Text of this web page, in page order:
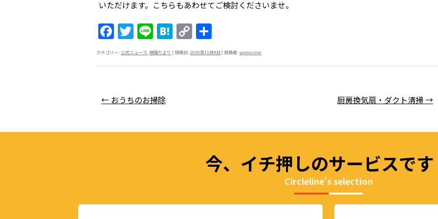
いただけます。こちらもあわせてご検討くださいませ。
F
a
c
b
o
T
w
itt
Li
n
e
H
at
e
C
o
p
有
カテゴリー: 公式ニュース 現場だより | 投稿日: 2020年11月4日 | 投稿者: wpmaster
投稿ナビゲーション
← おうちのお掃除 厨房換気扇・ダクト清掃→
今、イチ押しのサービスで
Circleline's selection